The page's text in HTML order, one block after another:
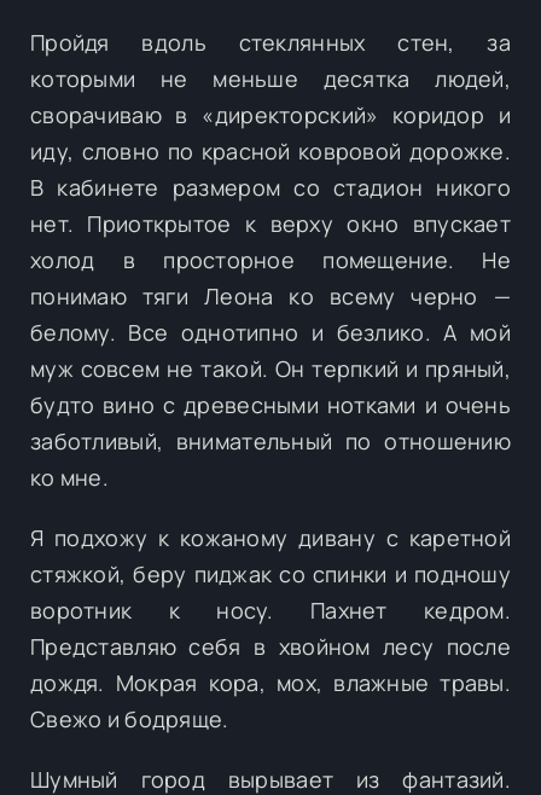
Пройдя вдоль стеклянных стен, за
которыми не меньше десятка людей,
сворачиваю в «директорский» коридор и
иду, словно по красной ковровой дорожке.
В кабинете размером со стадион никого
нет. Приоткрытое к верху окно впускает
холод в просторное помещение. Не
понимаю тяги Леона ко всему черно —
белому. Все однотипно и безлико. А мой
муж совсем не такой. Он терпкий и пряный,
будто вино с древесными нотками и очень
заботливый, внимательный по отношению
ко мне.
Я подхожу к кожаному дивану с каретной
стяжкой, беру пиджак со спинки и подношу
воротник к носу. Пахнет кедром.
Представляю себя в хвойном лесу после
дождя. Мокрая кора, мох, влажные травы.
Свежо и бодряще.
Шумный город вырывает из фантазий.